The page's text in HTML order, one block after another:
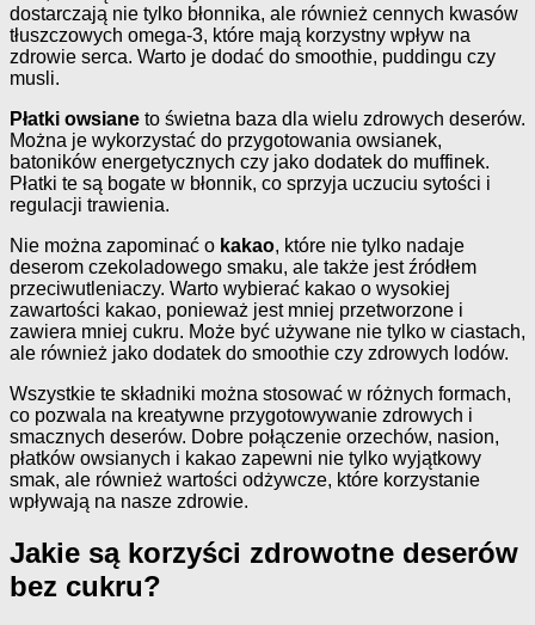
dostarczają nie tylko błonnika, ale również cennych kwasów
tłuszczowych omega-3, które mają korzystny wpływ na
zdrowie serca. Warto je dodać do smoothie, puddingu czy
musli.
Płatki owsiane to świetna baza dla wielu zdrowych deserów.
Można je wykorzystać do przygotowania owsianek,
batoników energetycznych czy jako dodatek do muffinek.
Płatki te są bogate w błonnik, co sprzyja uczuciu sytości i
regulacji trawienia.
Nie można zapominać o kakao, które nie tylko nadaje
deserom czekoladowego smaku, ale także jest źródłem
przeciwutleniaczy. Warto wybierać kakao o wysokiej
zawartości kakao, ponieważ jest mniej przetworzone i
zawiera mniej cukru. Może być używane nie tylko w ciastach,
ale również jako dodatek do smoothie czy zdrowych lodów.
Wszystkie te składniki można stosować w różnych formach,
co pozwala na kreatywne przygotowywanie zdrowych i
smacznych deserów. Dobre połączenie orzechów, nasion,
płatków owsianych i kakao zapewni nie tylko wyjątkowy
smak, ale również wartości odżywcze, które korzystanie
wpływają na nasze zdrowie.
Jakie są korzyści zdrowotne deserów
bez cukru?